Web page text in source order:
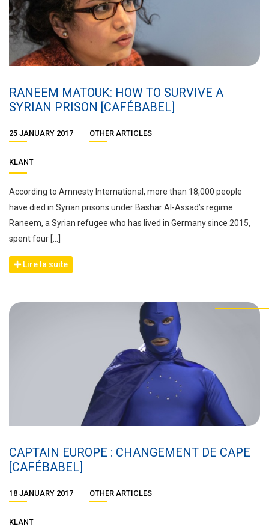
RANEEM MATOUK: HOW TO SURVIVE A
SYRIAN PRISON [CAFÉBABEL]
25 JANUARY 2017 OTHER ARTICLES
KLANT
According to Amnesty International, more than 18,000 people
have died in Syrian prisons under Bashar Al-Assad’s regime.
Raneem, a Syrian refugee who has lived in Germany since 2015,
spent four […]
Lire la suite
CAPTAIN EUROPE : CHANGEMENT DE CAPE
[CAFÉBABEL]
18 JANUARY 2017 OTHER ARTICLES
KLANT